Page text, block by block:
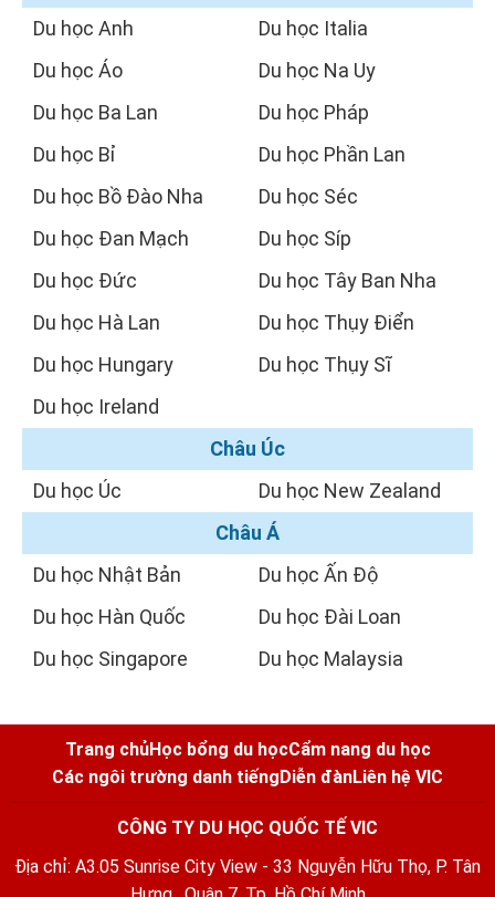
Du học Anh
Du học Áo
Du học Ba Lan
Du học Bỉ
Du học Bồ Đào Nha
Du học Đan Mạch
Du học Đức
Du học Hà Lan
Du học Hungary
Du học Ireland
Du học Italia
Du học Na Uy
Du học Pháp
Du học Phần Lan
Du học Séc
Du học Síp
Du học Tây Ban Nha
Du học Thụy Điển
Du học Thụy Sĩ
Châu Úc
Du học Úc
Du học New Zealand
Châu Á
Du học Nhật Bản
Du học Hàn Quốc
Du học Singapore
Du học Ấn Độ
Du học Đài Loan
Du học Malaysia
Trang chủHọc bổng du họcCẩm nang du học
Các ngôi trường danh tiếngDiễn đànLiên hệ VIC
CÔNG TY DU HỌC QUỐC TẾ VIC
Địa chỉ: A3.05 Sunrise City View - 33 Nguyễn Hữu Thọ, P. Tân